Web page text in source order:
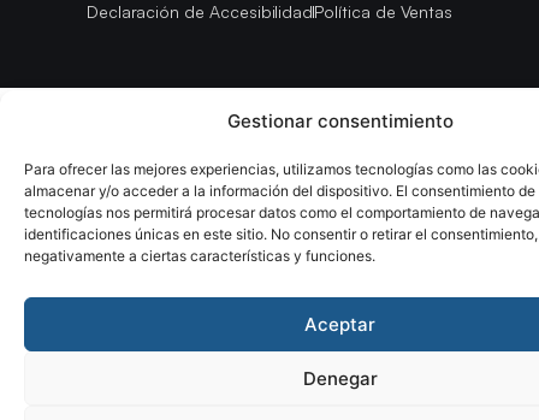
Gestionar consentimiento
Para ofrecer las mejores experiencias, utilizamos tecnologías como las
almacenar y/o acceder a la información del dispositivo. El consentimiento de
tecnologías nos permitirá procesar datos como el comportamiento de
identificaciones únicas en este sitio. No consentir o retirar el
negativamente a ciertas características y funciones.
Aceptar
Denegar
Declaración de AccesibilidadPolítica de Ventas